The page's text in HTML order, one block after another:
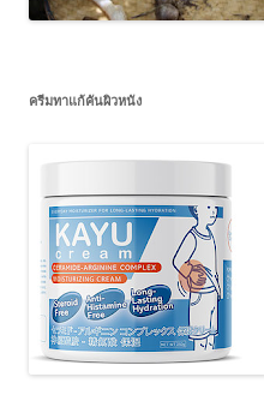
ครีมทาแก้คันผิวหนัง